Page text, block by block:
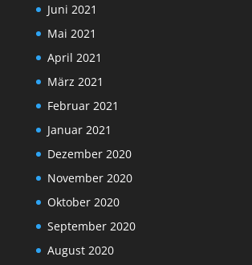
Juni 2021
Mai 2021
April 2021
März 2021
Februar 2021
Januar 2021
Dezember 2020
November 2020
Oktober 2020
September 2020
August 2020